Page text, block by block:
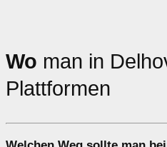
Wo man in
Plattformen